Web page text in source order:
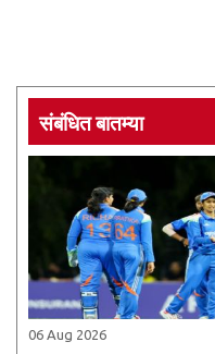
संबंधित बातम्या
06 Aug 2026